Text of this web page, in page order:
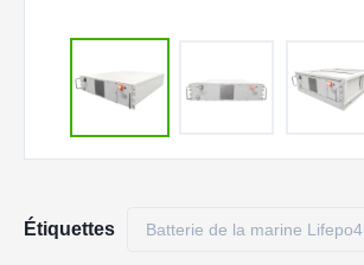
Étiquettes Batterie de la marine Lifepo4